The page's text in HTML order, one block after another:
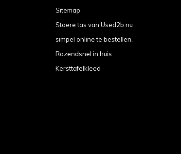
Sitemap
Stoere tas van Used2b nu
simpel online te bestellen.
Razendsnel in huis
Kersttafelkleed